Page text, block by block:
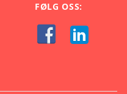
FØLG OSS: